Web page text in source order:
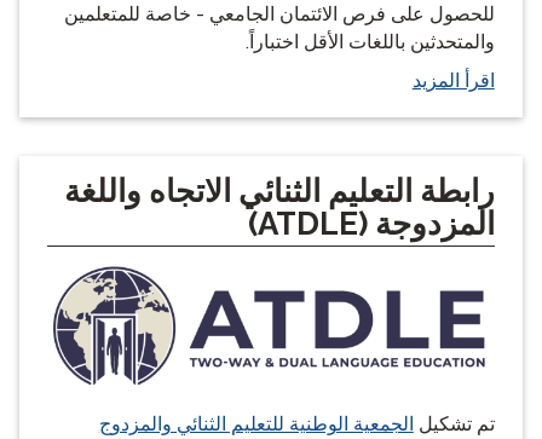
للحصول على فرص الائتمان الجامعي - خاصة للمتعلمين
والمتحدثين باللغات الأقل اختباراً.
اقرأ المزيد
رابطة التعليم الثنائي الاتجاه واللغة
المزدوجة (ATDLE)
تم تشكيل الجمعية الوطنية للتعليم الثنائي والمزدوج